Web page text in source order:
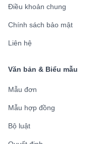
Điều khoản chung
Chính sách bảo mật
Liên hệ
Văn bản & Biểu mẫu
Mẫu đơn
Mẫu hợp đồng
Bộ luật